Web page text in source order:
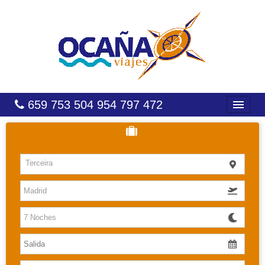
659 753 504 954 797 472
HOTELES
COSTAS
CARIBE
CANARIAS
BALEARES
Terceira